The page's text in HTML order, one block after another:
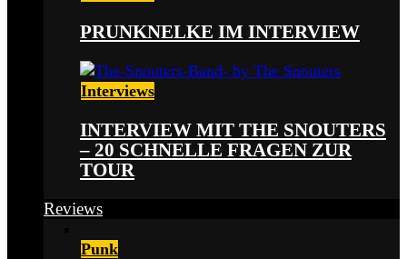
PRUNKNELKE IM INTERVIEW
Interviews
INTERVIEW MIT THE SNOUTERS
– 20 SCHNELLE FRAGEN ZUR
TOUR
Reviews
Punk